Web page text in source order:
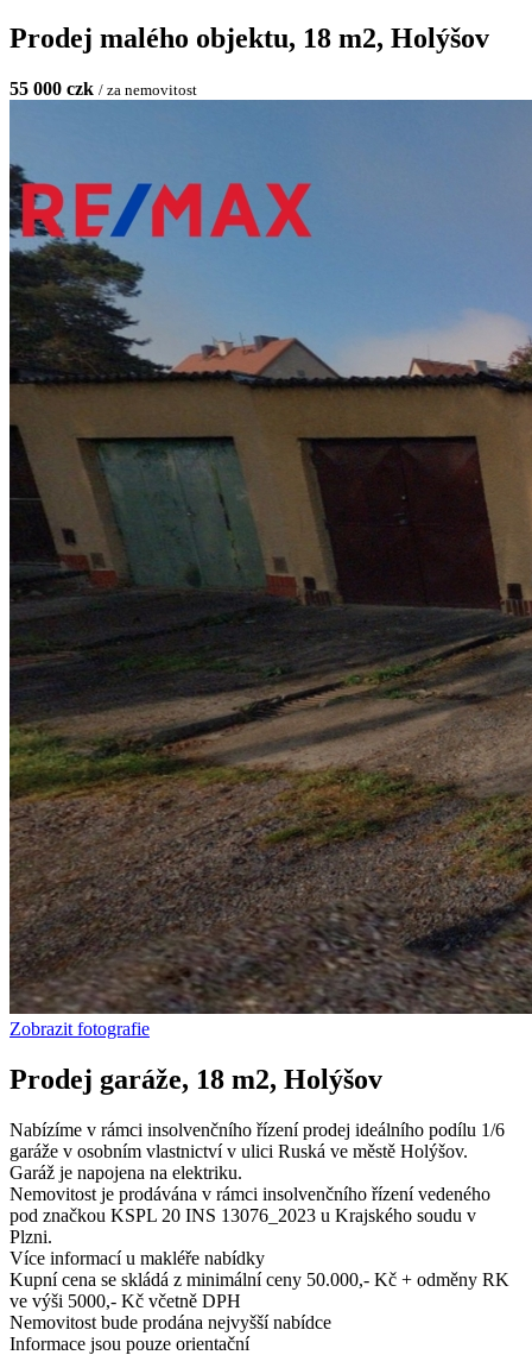
Prodej malého objektu, 18 m2, Holýšov
55 000 czk / za nemovitost
Zobrazit fotografie
Prodej garáže, 18 m2, Holýšov
Nabízíme v rámci insolvenčního řízení prodej ideálního podílu 1/6
garáže v osobním vlastnictví v ulici Ruská ve městě Holýšov.
Garáž je napojena na elektriku.
Nemovitost je prodávána v rámci insolvenčního řízení vedeného
pod značkou KSPL 20 INS 13076_2023 u Krajského soudu v
Plzni.
Více informací u makléře nabídky
Kupní cena se skládá z minimální ceny 50.000,- Kč + odměny RK
ve výši 5000,- Kč včetně DPH
Nemovitost bude prodána nejvyšší nabídce
Informace jsou pouze orientační